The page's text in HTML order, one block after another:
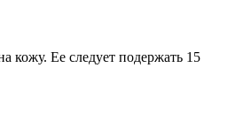
кожу. Ее следует подержать 15